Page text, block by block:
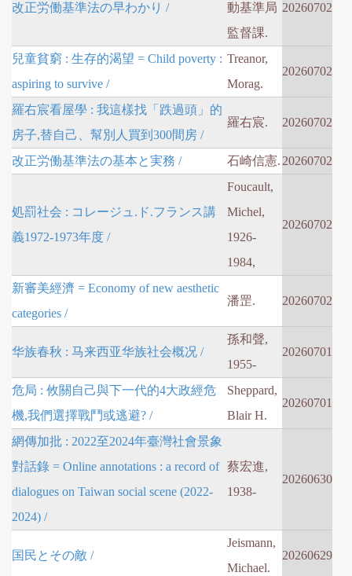
改正労働基準法の早わかり /
動基準局
監督課.
20260702
兒童貧窮 : 生存的渴望 = Child poverty :
aspiring to survive /
Treanor,
Morag.
20260702
羅右宸看屋學 : 我這樣找「跌過頭」的
房子,替自己、幫別人買到300間房 /
羅右宸. 20260702
改正労働基準法の基本と実務 / 石崎信憲. 20260702
処罰社会 : コレージュ.ド.フランス講
義1972-1973年度 /
Foucault,
Michel,
1926-
1984,
20260702
新審美經濟 = Economy of new aesthetic
categories /
潘罡. 20260702
华族春秋 : 马来西亚华族社会概况 /
孫和聲,
1955-
20260701
危局 : 攸關自己與下一代的4大政經危
機,我們選擇戰鬥或逃避? /
Sheppard,
Blair H.
20260701
網傳加批 : 2022至2024年臺灣社會景象
對話錄 = Online annotations : a record of
dialogues on Taiwan social scene (2022-
2024) /
蔡宏進,
1938-
20260630
国民とその敵 /
Jeismann,
Michael.
20260629